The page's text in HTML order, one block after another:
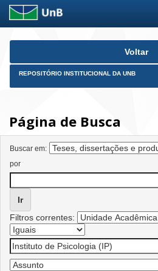
Skip
Voltar
REPOSITÓRIO INSTITUCIONAL DA UNB
Página de Busca
Buscar em:
por
Filtros correntes: